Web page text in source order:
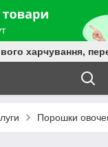
харчування,
Порошки